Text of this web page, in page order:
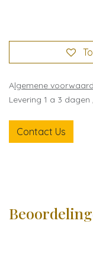
Algemene
Levering 1 a 3
Contact Us